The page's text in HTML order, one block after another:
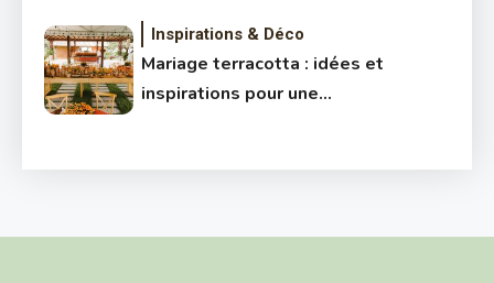
Inspirations & Déco
Mariage terracotta : idées et
inspirations pour une